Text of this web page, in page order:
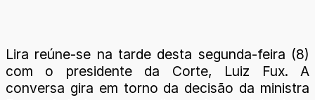
Lira reúne-se na tarde desta segunda-feira (8)
com o presidente da Corte, Luiz Fux. A
conversa gira em torno da decisão da ministra